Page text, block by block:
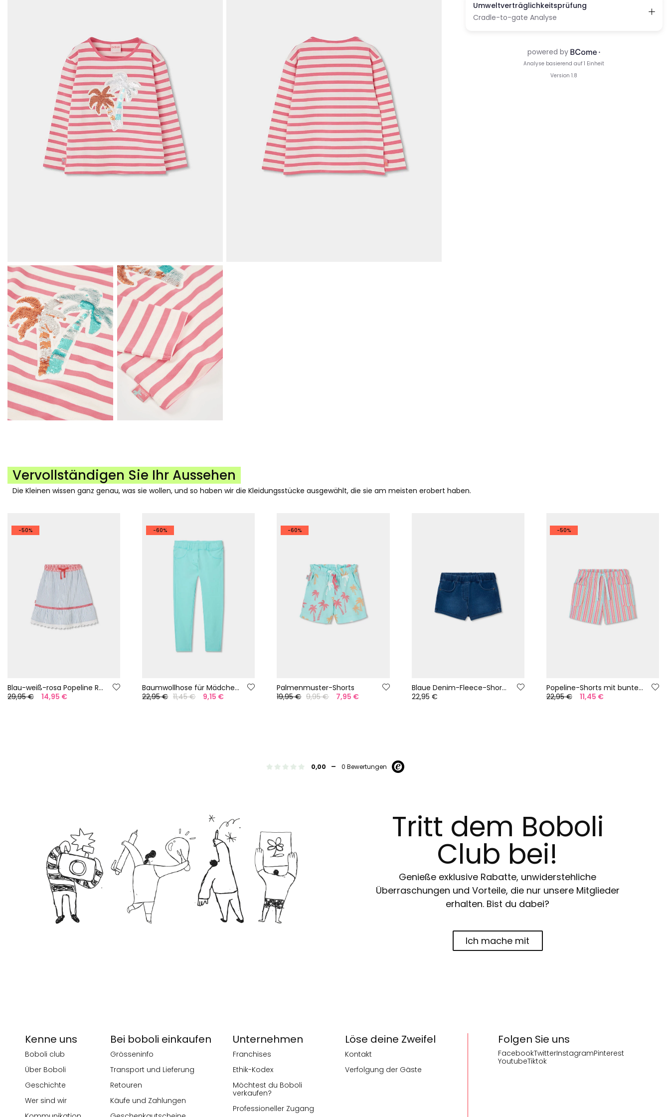
Vervollständigen Sie Ihr Aussehen
Die Kleinen wissen ganz genau, was sie wollen, und so haben wir die Kleidungsstücke ausgewählt, die sie am meisten erobert haben.
-50%
Blau-weiß-rosa Popeline Rock
29,95 €
14,95 €
-60%
Baumwollhose für Mädchen in Himmelblau.
22,95 € 11,45 € 9,15 €
-60%
Palmenmuster-Shorts
19,95 € 9,95 € 7,95 €
Blaue Denim-Fleece-Shorts Mädchen
22,95 €
-50%
Popeline-Shorts mit bunten Streifen
22,95 €
11,45 €
0,00 - 0 Bewertungen
Tritt dem Boboli
Club bei!
Genieße exklusive Rabatte, unwiderstehliche
Überraschungen und Vorteile, die nur unsere Mitglieder
erhalten. Bist du dabei?
Ich mache mit
Folgen Sie uns
FacebookTwitterInstagramPinterest
YoutubeTiktok
Kenne uns
Boboli club
Über Boboli
Geschichte
Wer sind wir
Bei boboli einkaufen
Grösseninfo
Transport und Lieferung
Retouren
Käufe und Zahlungen
Unternehmen
Franchises
Ethik-Kodex
Möchtest du Boboli
verkaufen?
Professioneller Zugang
Löse deine Zweifel
Kontakt
Verfolgung der Gäste